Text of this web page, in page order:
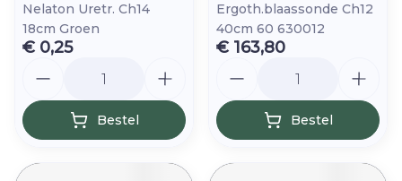
Nelaton Uretr. Ch14
18cm Groen
€ 0,25
Bestel
Ergoth.blaassonde Ch12
40cm 60 630012
€ 163,80
Bestel